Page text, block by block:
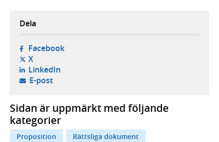
Dela
Facebook- öppnas i ny flik, extern webbplats,
X- öppnas i ny flik, extern webbplats,
LinkedIn- öppnas i ny flik, extern webbplats,
E-post- öppnar din e-postklient,
Sidan är uppmärkt med följande
kategorier
Proposition
Rättsliga dokument